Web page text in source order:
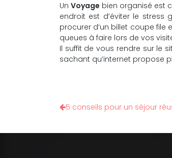
Un Voyage bien organisé est
endroit est d’éviter le stress
procurer d’un billet coupe
queues à faire lors de vos
Il suffit de vous rendre sur le
sachant qu’internet propose
5 conseils pour un séjour